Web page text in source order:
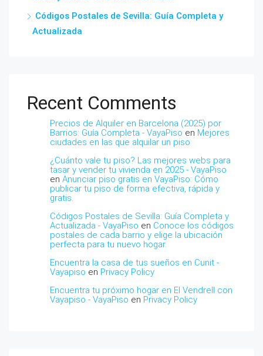
Códigos Postales de Sevilla: Guía Completa y
Actualizada
Recent Comments
Precios de Alquiler en Barcelona (2025) por
Barrios: Guía Completa - VayaPiso en Mejores
ciudades en las que alquilar un piso
¿Cuánto vale tu piso? Las mejores webs para
tasar y vender tu vivienda en 2025 - VayaPiso
en Anunciar piso gratis en VayaPiso: Cómo
publicar tu piso de forma efectiva, rápida y
gratis.
Códigos Postales de Sevilla: Guía Completa y
Actualizada - VayaPiso en Conoce los códigos
postales de cada barrio y elige la ubicación
perfecta para tu nuevo hogar.
Encuentra la casa de tus sueños en Cunit -
Vayapiso en Privacy Policy
Encuentra tu próximo hogar en El Vendrell con
Vayapiso - VayaPiso en Privacy Policy